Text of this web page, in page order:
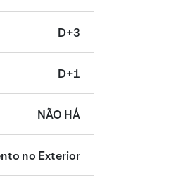
D+3
D+1
NÃO HÁ
no Exterior